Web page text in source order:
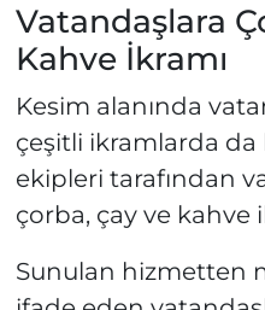
Vatandaşlara
Kahve İkramı
Kesim alanında
çeşitli ikramlarda
ekipleri tarafından
çorba, çay ve kahve
Sunulan hizmetten